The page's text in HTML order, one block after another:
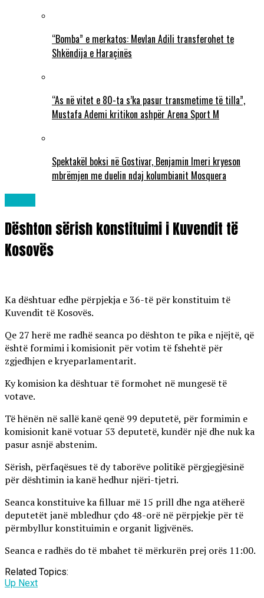
“Bomba” e merkatos: Mevlan Adili transferohet te
Shkëndija e Haraçinës
“As në vitet e 80-ta s’ka pasur transmetime të tilla”,
Mustafa Ademi kritikon ashpër Arena Sport M
Spektakël boksi në Gostivar, Benjamin Imeri kryeson
mbrëmjen me duelin ndaj kolumbianit Mosquera
Dështon sërish konstituimi i Kuvendit të
Kosovës
Ka dështuar edhe përpjekja e 36-të për konstituim të
Kuvendit të Kosovës.
Qe 27 herë me radhë seanca po dështon te pika e njëjtë, që
është formimi i komisionit për votim të fshehtë për
zgjedhjen e kryeparlamentarit.
Ky komision ka dështuar të formohet në mungesë të
votave.
Të hënën në sallë kanë qenë 99 deputetë, për formimin e
komisionit kanë votuar 53 deputetë, kundër një dhe nuk ka
pasur asnjë abstenim.
Sërish, përfaqësues të dy taborëve politikë përgjegjësinë
për dështimin ia kanë hedhur njëri-tjetri.
Seanca konstituive ka filluar më 15 prill dhe nga atëherë
deputetët janë mbledhur çdo 48-orë në përpjekje për të
përmbyllur konstituimin e organit ligjvënës.
Seanca e radhës do të mbahet të mërkurën prej orës 11:00.
Related Topics:
Up Next